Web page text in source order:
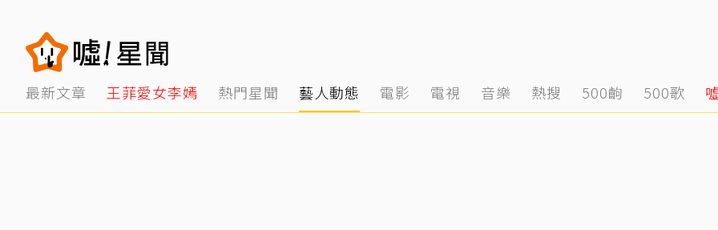
最新文章 王菲愛女李嫣 熱門星聞 藝人動態 電影 電視 音樂 熱搜 500齣 500歌